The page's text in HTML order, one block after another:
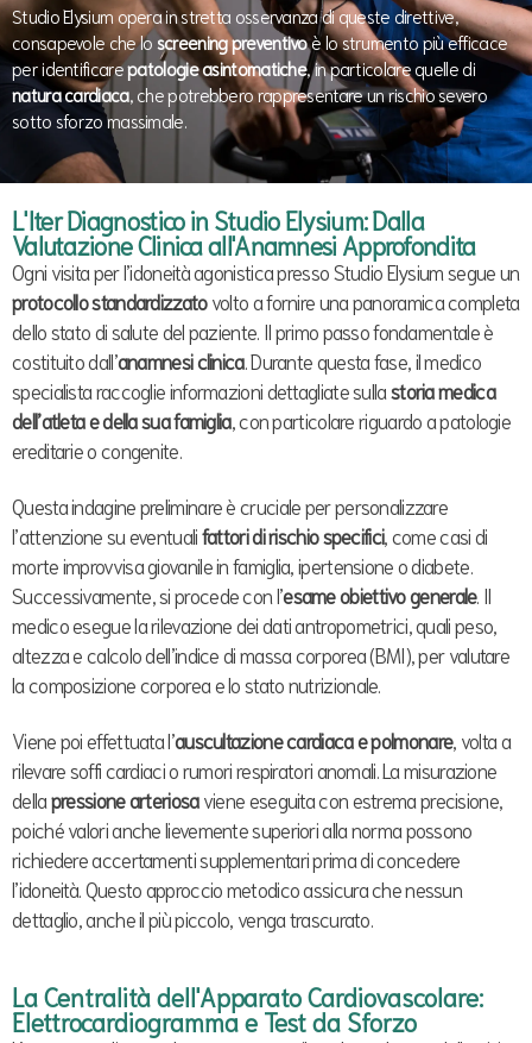
Studio Elysium opera in stretta osservanza di queste direttive,
consapevole che lo screening preventivoè lo strumento più efficace
per identificarepatologie asintomatiche, in particolare quelle di
natura cardiaca, che potrebbero rappresentare un rischio severo
sotto sforzo massimale.
L'Iter Diagnostico in Studio Elysium: Dalla
Valutazione Clinica all'Anamnesi Approfondita
Ogni visita per l’idoneità agonistica presso Studio Elysium segue un
protocollo standardizzatovolto a fornire una panoramica completa
dello stato di salute del paziente. Il primo passo fondamentale è
costituito dall’anamnesi clinica. Durante questa fase, il medico
specialista raccoglie informazioni dettagliate sulla storia medica
dell’atleta e della sua famiglia, con particolare riguardo a patologie
ereditarie o congenite.
Questa indagine preliminare è cruciale per personalizzare
l’attenzione su eventualifattori di rischio specifici, come casi di
morte improvvisa giovanile in famiglia, ipertensione o diabete.
Successivamente, si procede con l’esame obiettivo generale. Il
medico esegue la rilevazione dei dati antropometrici, quali peso,
altezza e calcolo dell’indice di massa corporea (BMI), per valutare
la composizione corporea e lo stato nutrizionale.
Viene poi effettuata l’auscultazione cardiaca e polmonare, volta a
rilevare soffi cardiaci o rumori respiratori anomali. La misurazione
dellapressione arteriosaviene eseguita con estrema precisione,
poiché valori anche lievemente superiori alla norma possono
richiedere accertamenti supplementari prima di concedere
l’idoneità. Questo approccio metodico assicura che nessun
dettaglio, anche il più piccolo, venga trascurato.
La Centralità dell'Apparato Cardiovascolare:
Elettrocardiogramma e Test da Sforzo